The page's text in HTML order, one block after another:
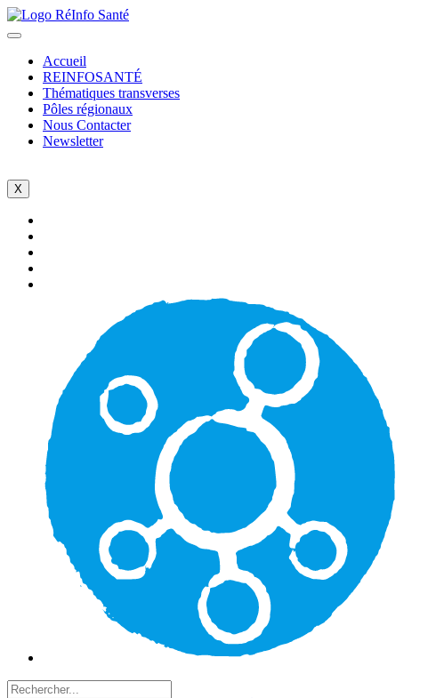
Accueil
REINFOSANTÉ
Thématiques transverses
Pôles régionaux
Nous Contacter
Newsletter
X